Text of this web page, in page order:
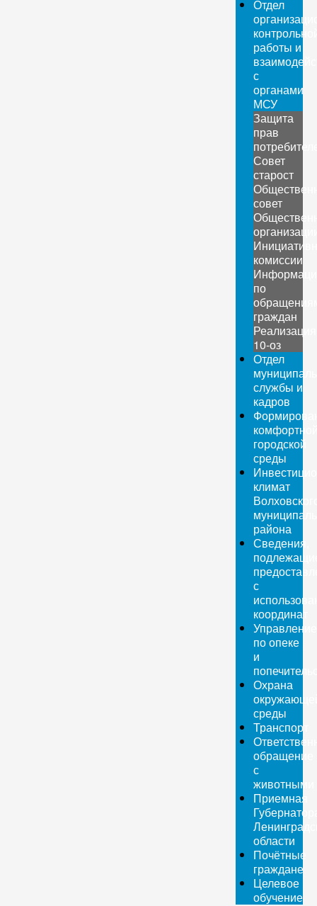
Отдел
работы и
с
органами
МСУ
Защита
прав
Совет
старост
совет
комиссии
по
граждан
Реализация
10-оз
Отдел
службы и
кадров
городской
среды
климат
района
Сведения,
с
координат
Управление
по опеке
и
Охрана
среды
Транспорт
обращение
с
животными
Приемная
области
Почётные
граждане
Целевое
обучение